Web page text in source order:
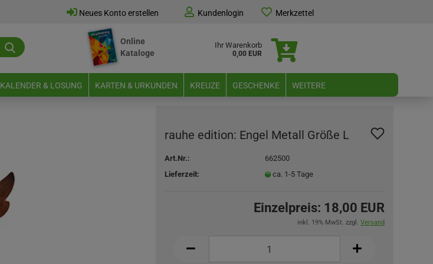
Neues Konto erstellen Kundenlogin Merkzettel
Suche...
Online
Kataloge
Ihr Warenkorb
0,00 EUR
KALENDER & LOSUNG KARTEN & URKUNDEN KREUZE GESCHENKE WEITERE
rauhe edition: Engel Metall Größe L
Art.Nr.:
662500
Lieferzeit:
ca. 1-5 Tage
Einzelpreis: 18,00 EUR
inkl. 19% MwSt. zzgl. Versand